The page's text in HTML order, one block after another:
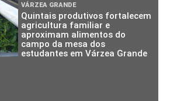
VÁRZEA GRANDE
Quintais produtivos fortalecem
agricultura familiar e
aproximam alimentos do
campo da mesa dos
estudantes em Várzea Grande